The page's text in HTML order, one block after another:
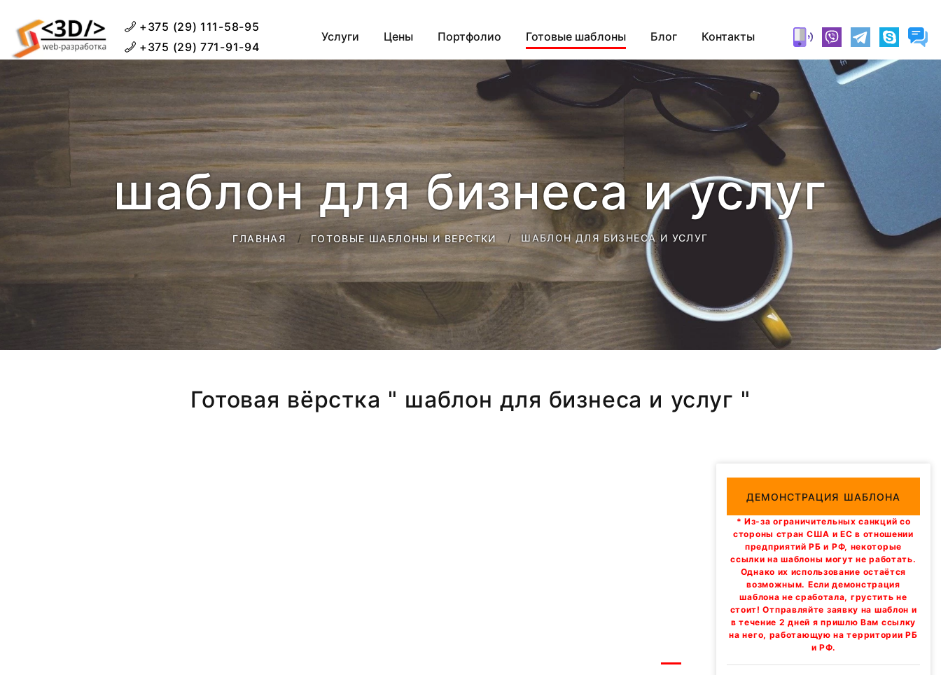
+375 (29) 111-58-95
+375 (29) 771-91-94
Услуги Цены Портфолио Готовые шаблоны Блог Контакты
шаблон для бизнеса и услуг
ГЛАВНАЯ ГОТОВЫЕ ШАБЛОНЫ И ВЕРСТКИ ШАБЛОН ДЛЯ БИЗНЕСА И УСЛУГ
Готовая вёрстка " шаблон для бизнеса и услуг "
ДЕМОНСТРАЦИЯ ШАБЛОНА
* Из-за ограничительных санкций со
стороны стран США и ЕС в отношении
предприятий РБ и РФ, некоторые
ссылки на шаблоны могут не работать.
Однако их использование остаётся
возможным. Если демонстрация
шаблона не сработала, грустить не
стоит! Отправляйте заявку на шаблон и
в течение 2 дней я пришлю Вам ссылку
на него, работающую на территории РБ
и РФ.